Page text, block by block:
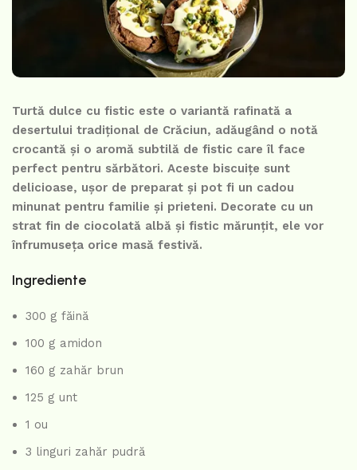
Turtă dulce cu fistic este o variantă rafinată a
desertului tradițional de Crăciun, adăugând o notă
crocantă și o aromă subtilă de fistic care îl face
perfect pentru sărbători. Aceste biscuițe sunt
delicioase, ușor de preparat și pot fi un cadou
minunat pentru familie și prieteni. Decorate cu un
strat fin de ciocolată albă și fistic mărunțit, ele vor
înfrumuseța orice masă festivă.
Ingrediente
300 g făină
100 g amidon
160 g zahăr brun
125 g unt
1 ou
3 linguri zahăr pudră